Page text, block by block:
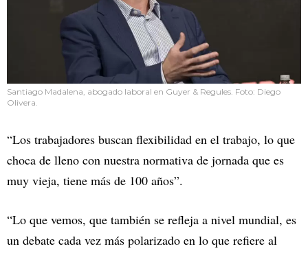
Santiago Madalena, abogado laboral en Guyer & Regules. Foto: Diego
Olivera.
“Los trabajadores buscan flexibilidad en el trabajo, lo que
choca de lleno con nuestra normativa de jornada que es
muy vieja, tiene más de 100 años”.
“Lo que vemos, que también se refleja a nivel mundial, es
un debate cada vez más polarizado en lo que refiere al